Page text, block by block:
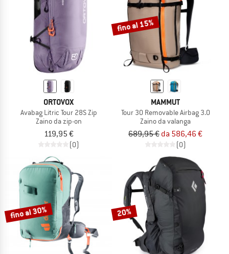
ORTOVOX
Avabag Litric Tour 28S Zip
Zaino da zip-on
119,95 €
(0)
fino al 15%
MAMMUT
Tour 30 Removable Airbag 3.0
Zaino da valanga
689,95 € da 586,46 €
(0)
fino al 30% 20%